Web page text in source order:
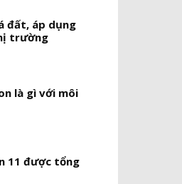
đất, áp dụng
trường
là gì với môi
11 được tổng